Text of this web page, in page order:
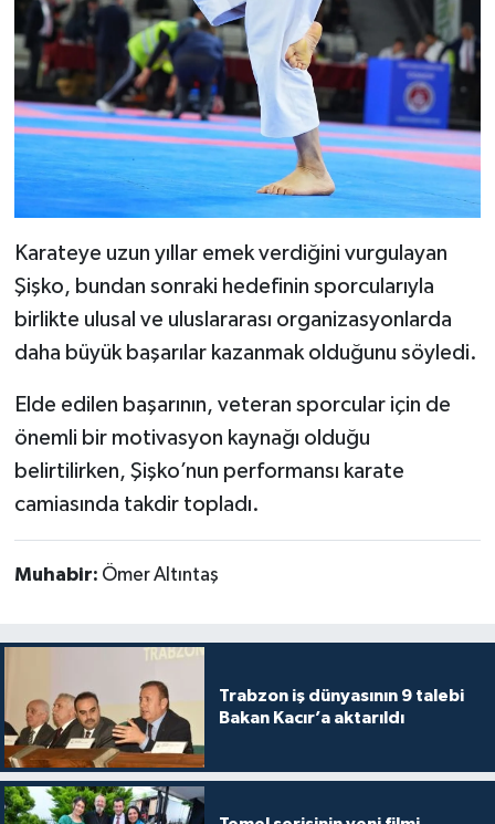
Karateye uzun yıllar emek verdiğini vurgulayan
Şişko, bundan sonraki hedefinin sporcularıyla
birlikte ulusal ve uluslararası organizasyonlarda
daha büyük başarılar kazanmak olduğunu söyledi.
Elde edilen başarının, veteran sporcular için de
önemli bir motivasyon kaynağı olduğu
belirtilirken, Şişko’nun performansı karate
camiasında takdir topladı.
Muhabir: Ömer Altıntaş
Trabzon iş dünyasının 9 talebi
Bakan Kacır’a aktarıldı